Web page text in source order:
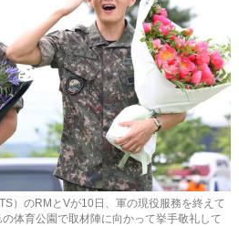
）のRMとVが10日、軍の現役服務を終えて
体育公園で取材陣に向かって挙手敬礼して